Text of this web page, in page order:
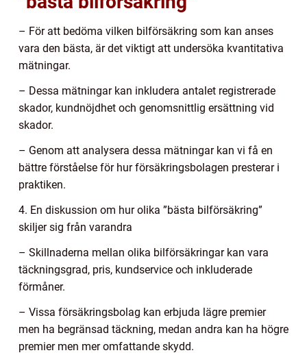
– För att bedöma vilken bilförsäkring som kan anses
vara den bästa, är det viktigt att undersöka kvantitativa
mätningar.
– Dessa mätningar kan inkludera antalet registrerade
skador, kundnöjdhet och genomsnittlig ersättning vid
skador.
– Genom att analysera dessa mätningar kan vi få en
bättre förståelse för hur försäkringsbolagen presterar i
praktiken.
4. En diskussion om hur olika ”bästa bilförsäkring”
skiljer sig från varandra
– Skillnaderna mellan olika bilförsäkringar kan vara
täckningsgrad, pris, kundservice och inkluderade
förmåner.
– Vissa försäkringsbolag kan erbjuda lägre premier
men ha begränsad täckning, medan andra kan ha högre
premier men mer omfattande skydd.